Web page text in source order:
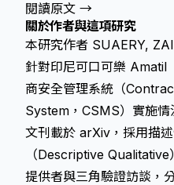
閱讀原文 →
關於作者與這項研究
本研究作者 SUAERY,
針對印尼可口可樂 Amatil
商安全管理系統（
System，CSMS）實施
文刊載於 arXiv，採用描
（Descriptive
提供者與三角驗證訪談，